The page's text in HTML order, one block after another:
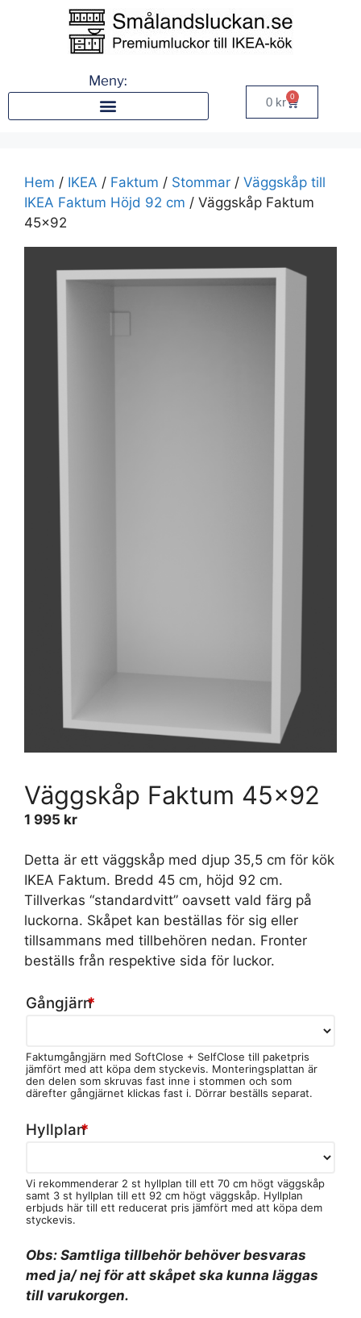
Meny:
0 kr 0
Hem / IKEA / Faktum / Stommar / Väggskåp till
IKEA Faktum Höjd 92 cm / Väggskåp Faktum
45×92
Väggskåp Faktum 45×92
1 995 kr
Detta är ett väggskåp med djup 35,5 cm för kök
IKEA Faktum. Bredd 45 cm, höjd 92 cm.
Tillverkas “standardvitt” oavsett vald färg på
luckorna. Skåpet kan beställas för sig eller
tillsammans med tillbehören nedan. Fronter
beställs från respektive sida för luckor.
Gångjärn*
Faktumgångjärn med SoftClose + SelfClose till paketpris
jämfört med att köpa dem styckevis. Monteringsplattan är
den delen som skruvas fast inne i stommen och som
därefter gångjärnet klickas fast i. Dörrar beställs separat.
Hyllplan*
Vi rekommenderar 2 st hyllplan till ett 70 cm högt väggskåp
samt 3 st hyllplan till ett 92 cm högt väggskåp. Hyllplan
erbjuds här till ett reducerat pris jämfört med att köpa dem
styckevis.
Obs: Samtliga tillbehör behöver besvaras
med ja/ nej för att skåpet ska kunna läggas
till varukorgen.